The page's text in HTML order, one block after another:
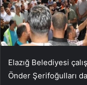
Elazığ Belediyesi
Önder Şerifoğulları